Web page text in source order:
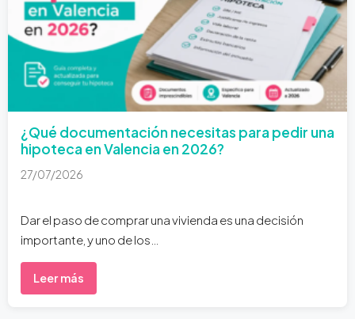
¿Qué documentación necesitas para pedir una
hipoteca en Valencia en 2026?
27/07/2026
Dar el paso de comprar una vivienda es una decisión
importante, y uno de los…
Leer más